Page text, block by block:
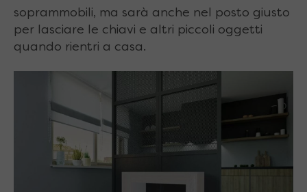
soprammobili, ma sarà anche nel posto giusto
per lasciare le chiavi e altri piccoli oggetti
quando rientri a casa.